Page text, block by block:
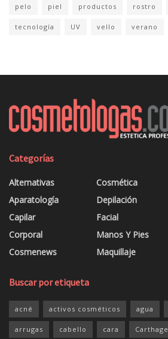
pelo piel productos rostro
tecnología UV vello verano
Categorías
Alternativas
Aparatología
Capilar
Corporal
Cosmenews
Cosmética
Depilación
Facial
Manos Y Pies
Maquillaje
Buscar por etiqueta
acné activos cosméticos agua
arrugas cabello cara Carthage